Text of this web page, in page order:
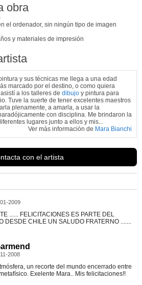
obra
el ordenador, sin ningún tipo de imagen
y materiales de impresión
y sus técnicas me llega a una edad
marcado por el destino, o como quiera
a los talleres de dibujo y pintura para
Tuve la suerte de tener excelentes maestros
plenamente, a amarla, a usar la
con disciplina. Me brindaron la
lugares junto a ellos y mis...
Ver más información de Mara Bianchi
con el artista
2009
...... FELICITACIONES ES PARTE DEL
DESDE CHILE UN SALUDO FRATERNO .......
2008
un recorte del mundo encerrado entre
Exelente Mara.. Mis felicitaciones!!